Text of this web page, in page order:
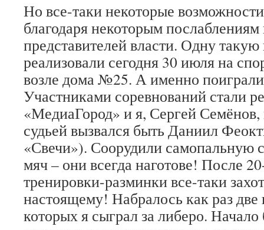
Но все-таки некоторые
благодаря некоторым
представителей власти. Одну
реализовали сегодня 30 июля на
возле дома №25. А именно
Участниками соревнований стали
«МедиаГород» и я, Сергей Семёнов,
судьей вызвался быть Даниил
«Свечи»). Соорудили самопальную
мяч – они всегда наготове! После
тренировки-разминки все-таки
настоящему! Набралось как раз
которых я сыграл за либеро.